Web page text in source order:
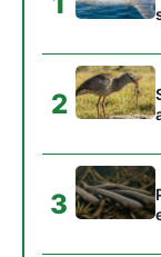
Siga a